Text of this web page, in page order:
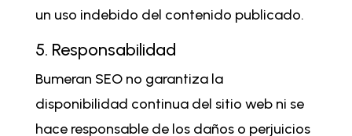
un uso indebido del contenido publicado.
5. Responsabilidad
Bumeran SEO no garantiza la
disponibilidad continua del sitio web ni se
hace responsable de los daños o perjuicios